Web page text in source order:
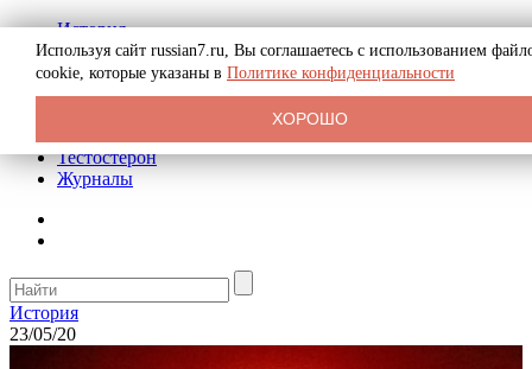
История
Биография
Криминал
Реклама на сайте
Тестостерон
Журналы
История
23/05/20
Используя сайт russian7.ru, Вы соглашаетесь с использованием
cookie, которые указаны в Политике конфиденциальности
ХОРОШО